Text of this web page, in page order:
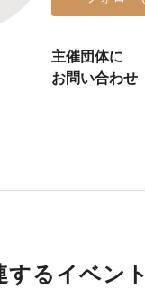
主催団体に
お問い合わせ
するイベント